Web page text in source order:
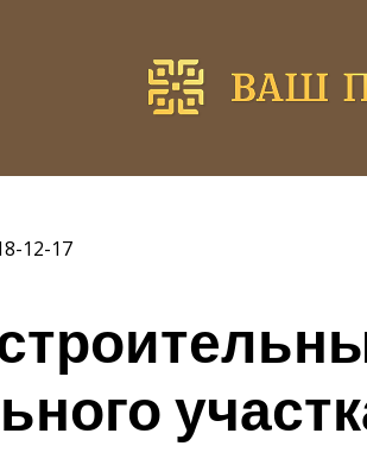
12-17